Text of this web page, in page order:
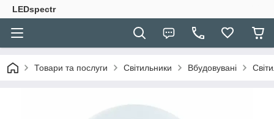
LEDspectr
Товари та послуги Світильники Вбудовувані